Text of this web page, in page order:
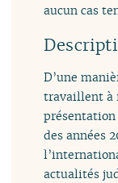
aucun cas
D’une
travaillent à
des années
actualités